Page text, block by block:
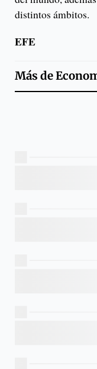
distintos ámbitos.
EFE
Más de